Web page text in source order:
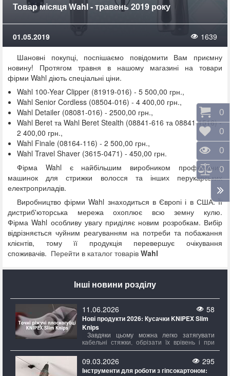
Товар місяця Wahl - травень 2019 року
01.05.2019
1639
Шановні покупці, поспішаємо повідомити Вам приємну
новину! Протягом травня в нашому магазині на товари
фірми Wahl діють спеціальні ціни.
Wahl 100-Year Clipper (81919-016) - 5 500,00 грн.,
Wahl Senior Cordless (08504-016) - 4 400,00 грн.,
Wahl Detailer (08081-016) - 2500,00 грн.,
Wahl Beret та Wahl Beret Stealth (08841-616 та 08841-1516) -
2 400,00 грн.,
Wahl Finale (08164-116) - 2 500,00 грн.,
Wahl Travel Shaver (3615-0471) - 450,00 грн.
Фірма Wahl є найбільшим виробником професійних
машинок для стрижки волосся та інших перукарських
електроприладів.
Виробництво фірми Wahl знаходиться в Європі і в США. Її
дистриб'юторська мережа охоплює всю земну кулю.
Фірма Wahl особливу увагу приділяє новим розробкам. Вибір
відрізняється чуйним реагуванням на потреби та побажання
клієнтів, тому її продукція перевершує очікування
споживачів. Перейти в каталог товарів Wahl
Інші новини розділу
11.06.2026 58
Нові продукти 2026: Кусачки KNIPEX Slim
Knips
Завдяки цьому можна легко затягувати
кабельні стяжки, обрізати їх врівень і при
потребі знімати, не змінюючи при цьому
інструмент. Ріжучі кромки, що надійно
фіксуються, роблять ножі Slim Knips
безпечними для транспортування та завжди
09.03.2026 295
Інструменти для роботи з гіпсокартоном:
0
0
0
0